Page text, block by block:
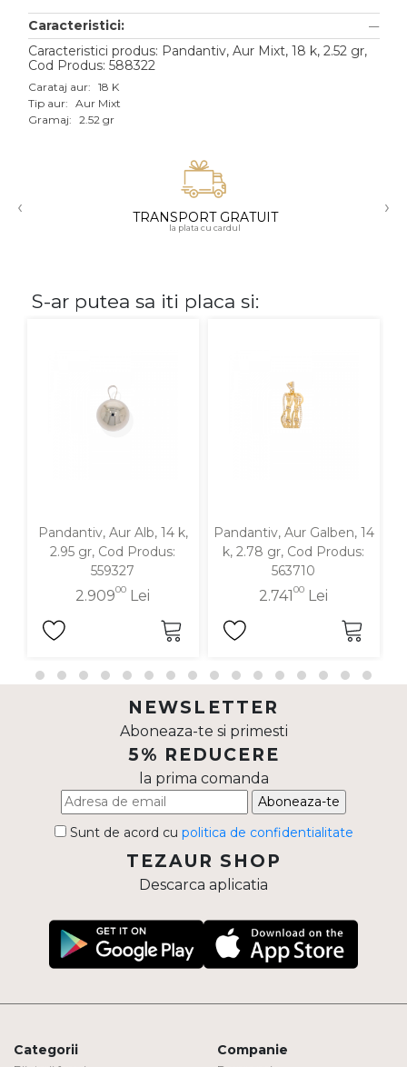
Aur galben
Aur alb
Aur roz
Caracteristici:
Caracteristici produs: Pandantiv, Aur Mixt, 18 k, 2.52 gr,
Cod Produs: 588322
Carataj aur: 18 K
Tip aur: Aur Mixt
Gramaj: 2.52 gr
‹ TRANSPORT GRATUIT
la plata cu cardul
›
S-ar putea sa iti placa si:
Pandantiv, Aur Alb, 14 k,
2.95 gr, Cod Produs:
559327
2.90900 Lei
Pandantiv, Aur Galben, 14
k, 2.78 gr, Cod Produs:
563710
2.74100 Lei
NEWSLETTER
Aboneaza-te si primesti
5% REDUCERE
la prima comanda
Aboneaza-te
Sunt de acord cu politica de confidentialitate
TEZAUR SHOP
Descarca aplicatia
Categorii Companie